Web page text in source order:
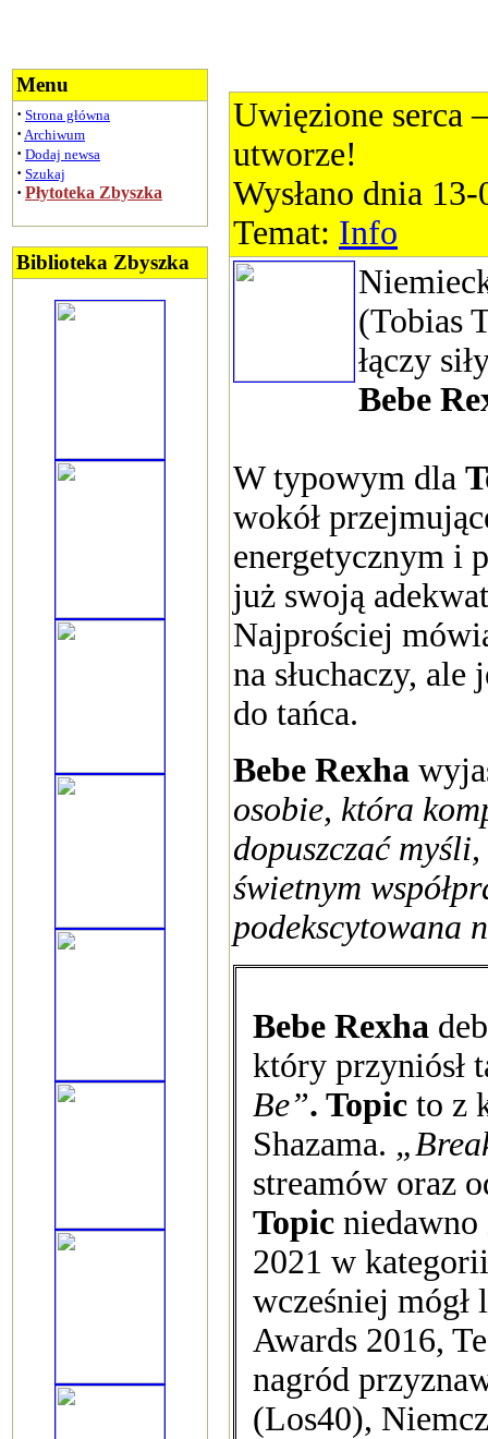
Menu
· Strona główna
· Archiwum
· Dodaj newsa
· Szukaj
· Płytoteka Zbyszka
Biblioteka Zbyszka
Uwięzione serca
utworze!
Wysłano dnia
Temat: Info
(Tobias
łączy
Bebe
W typowym dla
wokół
energetycznym i
już swoją
Najprościej
na słuchaczy,
do tańca.
Bebe Rexha
osobie, która
dopuszczać
świetnym
podekscytowana
Bebe Rexha
który przyniósł
Be”. Topic to z
Shazama.
streamów oraz
Topic
2021 w
wcześniej
Awards 2016,
nagród
(Los40),